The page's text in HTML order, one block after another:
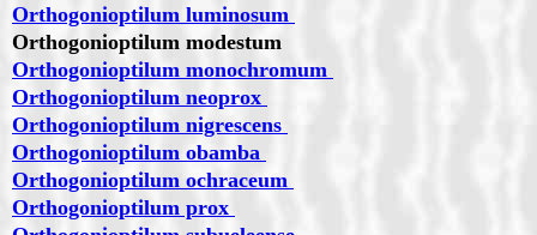
Orthogonioptilum luminosum
Orthogonioptilum modestum
Orthogonioptilum monochromum
Orthogonioptilum neoprox
Orthogonioptilum nigrescens
Orthogonioptilum obamba
Orthogonioptilum ochraceum
Orthogonioptilum prox